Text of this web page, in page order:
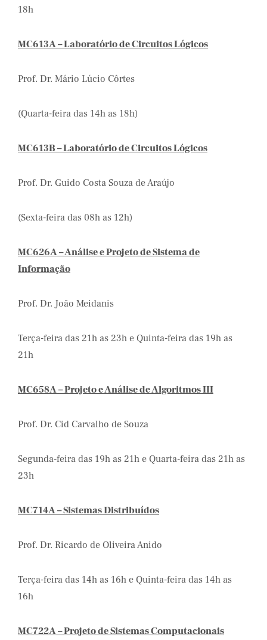
18h
MC613A – Laboratório de Circuitos Lógicos
Prof. Dr. Mário Lúcio Côrtes
(Quarta-feira das 14h as 18h)
MC613B – Laboratório de Circuitos Lógicos
Prof. Dr. Guido Costa Souza de Araújo
(Sexta-feira das 08h as 12h)
MC626A – Análise e Projeto de Sistema de
Informação
Prof. Dr. João Meidanis
Terça-feira das 21h as 23h e Quinta-feira das 19h as
21h
MC658A – Projeto e Análise de Algoritmos III
Prof. Dr. Cid Carvalho de Souza
Segunda-feira das 19h as 21h e Quarta-feira das 21h as
23h
MC714A – Sistemas Distribuídos
Prof. Dr. Ricardo de Oliveira Anido
Terça-feira das 14h as 16h e Quinta-feira das 14h as
16h
MC722A – Projeto de Sistemas Computacionais